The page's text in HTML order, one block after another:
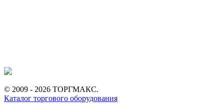
© 2009 - 2026 ТОРГМАКС.
Каталог торгового оборудования